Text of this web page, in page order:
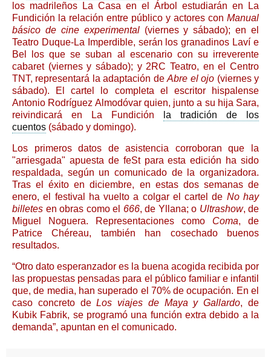
los madrileños La Casa en el Árbol estudiarán en La
Fundición la relación entre público y actores con Manual
básico de cine experimental(viernes y sábado); en el
Teatro Duque-La Imperdible, serán los granadinos Laví e
Bel los que se suban al escenario con su irreverente
cabaret (viernes y sábado); y 2RC Teatro, en el Centro
TNT, representará la adaptación deAbre el ojo (viernes y
sábado). El cartel lo completa el escritor hispalense
Antonio Rodríguez Almodóvar quien, junto a su hija Sara,
reivindicará en La Fundición
la tradición de los
cuentos (sábado y domingo).
Los primeros datos de asistencia corroboran que la
"arriesgada" apuesta de feSt para esta edición ha sido
respaldada, según un comunicado de la organizadora.
Tras el éxito en diciembre, en estas dos semanas de
enero, el festival ha vuelto a colgar el cartel de No hay
billetes en obras como el 666, de Yllana; o Ultrashow, de
Miguel Noguera. Representaciones como Coma, de
Patrice Chéreau, también han cosechado buenos
resultados.
“Otro dato esperanzador es la buena acogida recibida por
las propuestas pensadas para el público familiar e infantil
que, de media, han superado el 70% de ocupación. En el
caso concreto deLos viajes de Maya y Gallardo, de
Kubik Fabrik, se programó una función extra debido a la
demanda”, apuntan en el comunicado.